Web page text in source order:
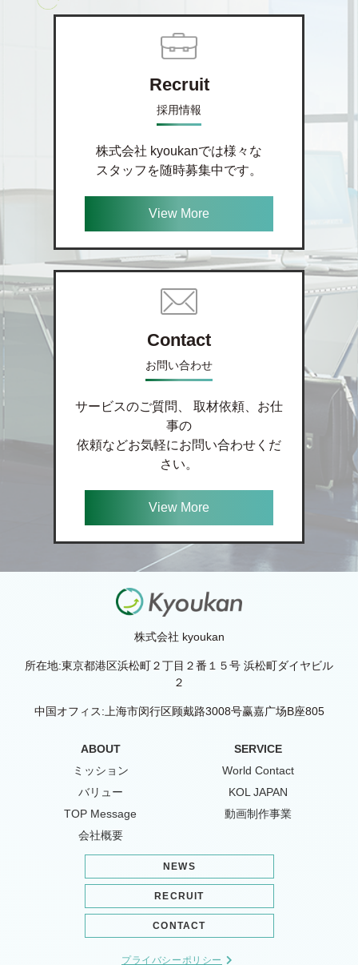
Recruit
採用情報
株式会社 kyoukanでは様々な
スタッフを随時募集中です。
View More
Contact
お問い合わせ
サービスのご質問、 取材依頼、お仕
事の
依頼などお気軽にお問い合わせくだ
さい。
View More
株式会社 kyoukan
所在地:東京都港区浜松町２丁目２番１５号 浜松町ダイヤビル
２
中国オフィス:上海市闵行区顾戴路3008号赢嘉广场B座805
ABOUT
ミッション
バリュー
TOP Message
会社概要
SERVICE
World Contact
KOL JAPAN
動画制作事業
NEWS
RECRUIT
CONTACT
プライバシーポリシー